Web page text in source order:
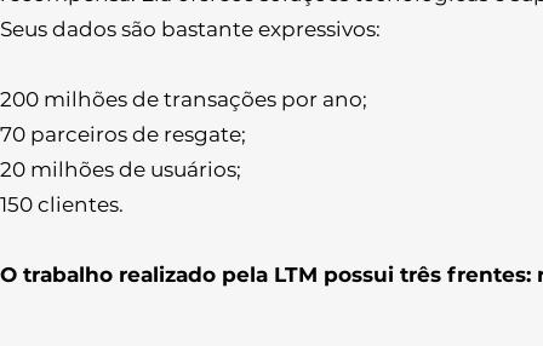
Seus dados são bastante expressivos:
200 milhões de transações por ano;
70 parceiros de resgate;
20 milhões de usuários;
150 clientes.
O trabalho realizado pela LTM possui três frentes: